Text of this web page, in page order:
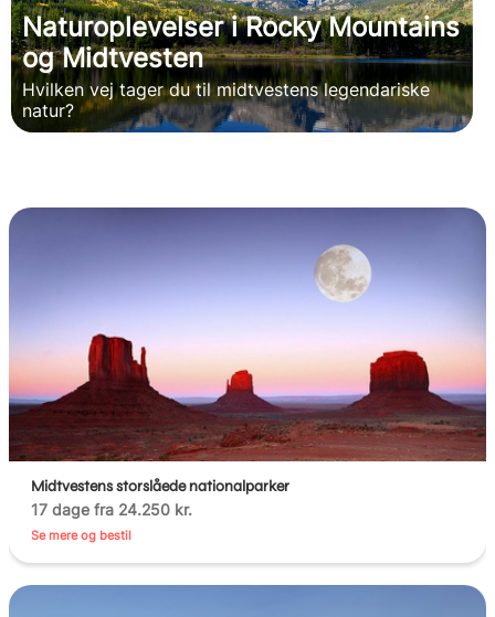
Naturoplevelser i Rocky Mountains
og Midtvesten
Hvilken vej tager du til midtvestens legendariske
natur?
Midtvestens storslåede nationalparker
17 dage fra 24.250 kr.
Se mere og bestil